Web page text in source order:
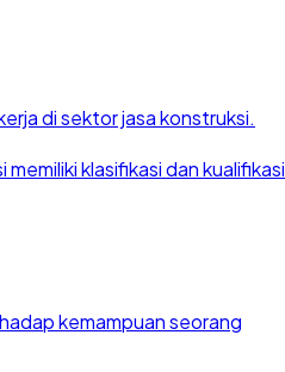
di sektor jasa konstruksi.
klasifikasi dan kualifikasi
kemampuan seorang